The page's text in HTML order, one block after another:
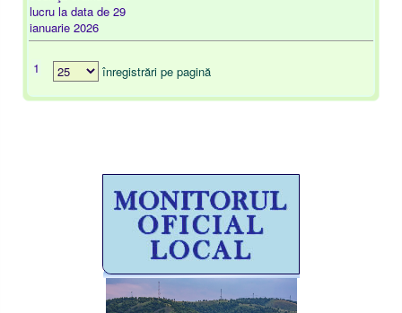
lucru la data de 29
ianuarie 2026
1 înregistrări pe pagină